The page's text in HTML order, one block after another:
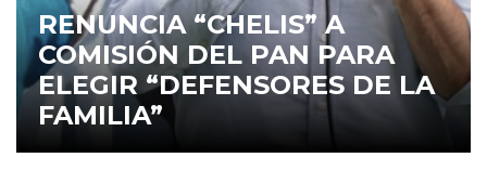
RENUNCIA “CHELIS” A
COMISIÓN DEL PAN PARA
ELEGIR “DEFENSORES DE LA
FAMILIA”